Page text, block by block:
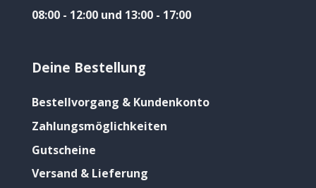
08:00 - 12:00 und 13:00 - 17:00
Deine Bestellung
Bestellvorgang & Kundenkonto
Zahlungsmöglichkeiten
Gutscheine
Versand & Lieferung